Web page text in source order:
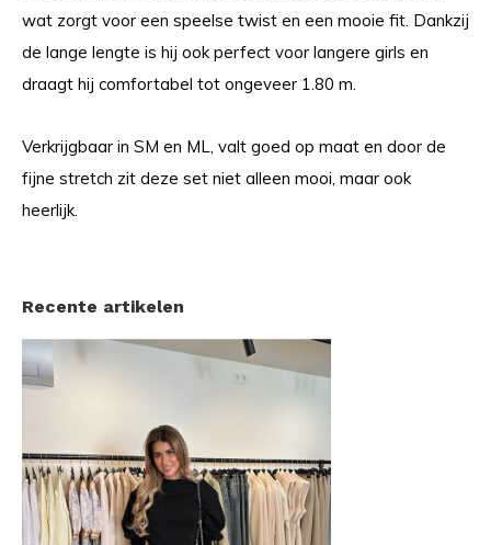
wat zorgt voor een speelse twist en een mooie fit. Dankzij
de lange lengte is hij ook perfect voor langere girls en
draagt hij comfortabel tot ongeveer 1.80 m.
Verkrijgbaar in SM en ML, valt goed op maat en door de
fijne stretch zit deze set niet alleen mooi, maar ook
heerlijk.
Recente artikelen